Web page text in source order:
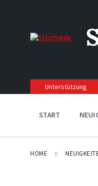
navigation
Unterstützung
START
HOME